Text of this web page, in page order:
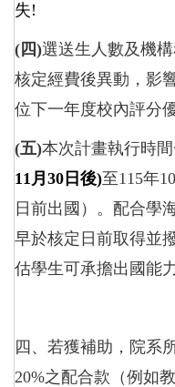
失!
( 四)選送生人數及機
核定經費後異動，影
位下一年度校內評分
(五)本次計畫執行時
11月30日後)至115年
日前出國）。配合學
早於核定日前取得並
估學生可承擔出國能力
四、若獲補助，院系
20%之配合款（例如